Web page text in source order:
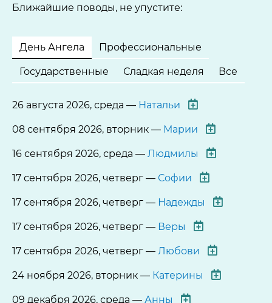
Ближайшие поводы, не упустите:
День Ангела Профессиональные
Государственные Сладкая неделя Все
26 августа 2026, среда — Натальи
08 сентября 2026, вторник — Марии
16 сентября 2026, среда — Людмилы
17 сентября 2026, четверг — Софии
17 сентября 2026, четверг — Надежды
17 сентября 2026, четверг — Веры
17 сентября 2026, четверг — Любови
24 ноября 2026, вторник — Катерины
09 декабря 2026, среда — Анны